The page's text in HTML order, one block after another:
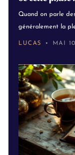
Quand on parle
généralement la
LUCAS MAI